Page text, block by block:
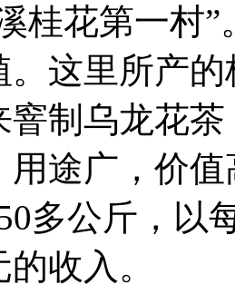
桂花第一村
。这里所产
窨制乌龙花
用途广，价
多公斤，以
收入。